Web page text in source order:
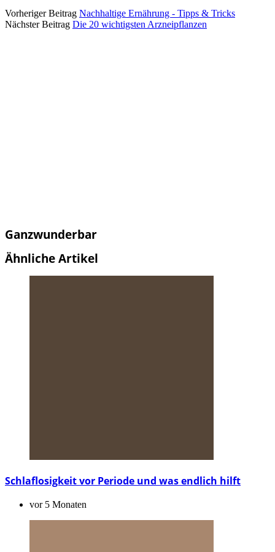
Vorheriger Beitrag Nachhaltige Ernährung - Tipps & Tricks
Nächster Beitrag Die 20 wichtigsten Arzneipflanzen
Ganzwunderbar
Ähnliche Artikel
Schlaflosigkeit vor Periode und was endlich hilft
vor 5 Monaten